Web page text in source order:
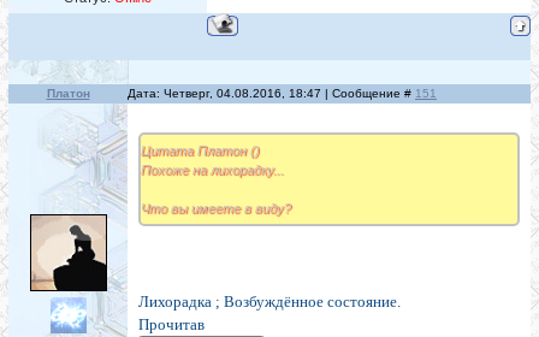
Платон Дата: Четверг, 04.08.2016, 18:47 | Сообщение # 151
Цитата Платон ()
Похоже на лихорадку...
Что вы имеете в виду?
Лихорадка ; Возбуждённое состояние.
Прочитав